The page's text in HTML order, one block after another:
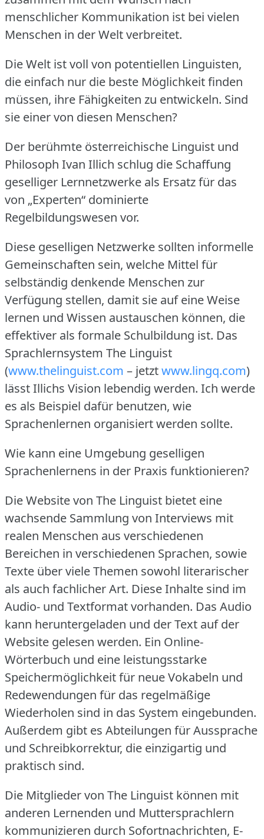
menschlicher Kommunikation ist bei vielen
Menschen in der Welt verbreitet.
Die Welt ist voll von potentiellen Linguisten,
die einfach nur die beste Möglichkeit finden
müssen, ihre Fähigkeiten zu entwickeln. Sind
sie einer von diesen Menschen?
Der berühmte österreichische Linguist und
Philosoph Ivan Illich schlug die Schaffung
geselliger Lernnetzwerke als Ersatz für das
von „Experten“ dominierte
Regelbildungswesen vor.
Diese geselligen Netzwerke sollten informelle
Gemeinschaften sein, welche Mittel für
selbständig denkende Menschen zur
Verfügung stellen, damit sie auf eine Weise
lernen und Wissen austauschen können, die
effektiver als formale Schulbildung ist. Das
Sprachlernsystem The Linguist
(www.thelinguist.com – jetztwww.lingq.com)
lässt Illichs Vision lebendig werden. Ich werde
es als Beispiel dafür benutzen, wie
Sprachenlernen organisiert werden sollte.
Wie kann eine Umgebung geselligen
Sprachenlernens in der Praxis funktionieren?
Die Website von The Linguist bietet eine
wachsende Sammlung von Interviews mit
realen Menschen aus verschiedenen
Bereichen in verschiedenen Sprachen, sowie
Texte über viele Themen sowohl literarischer
als auch fachlicher Art. Diese Inhalte sind im
Audio- und Textformat vorhanden. Das Audio
kann heruntergeladen und der Text auf der
Website gelesen werden. Ein Online-
Wörterbuch und eine leistungsstarke
Speichermöglichkeit für neue Vokabeln und
Redewendungen für das regelmäßige
Wiederholen sind in das System eingebunden.
Außerdem gibt es Abteilungen für Aussprache
und Schreibkorrektur, die einzigartig und
praktisch sind.
Die Mitglieder von The Linguist können mit
anderen Lernenden und Muttersprachlern
kommunizieren durch Sofortnachrichten, E-